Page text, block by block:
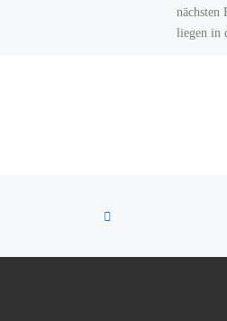
nächsten
liegen in